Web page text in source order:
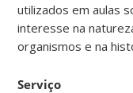
utilizados em aulas
interesse na
organismos e na
Serviço